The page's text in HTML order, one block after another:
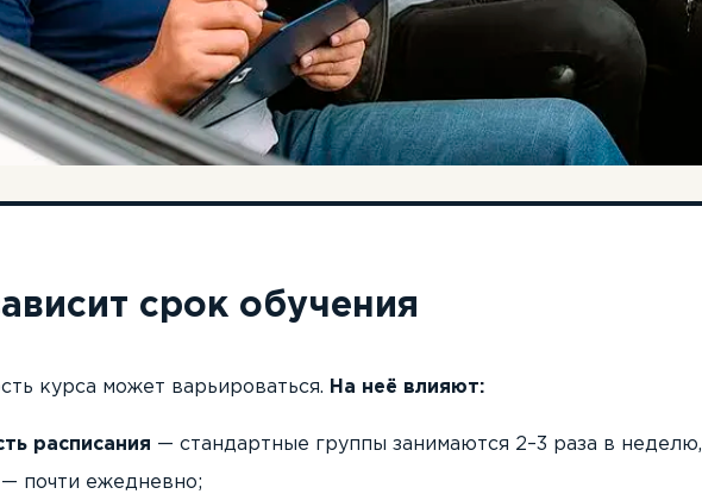
срок обучения
курса может варьироваться. На неё влияют:
расписания — стандартные группы занимаются 2–3 раза в неделю,
почти ежедневно;